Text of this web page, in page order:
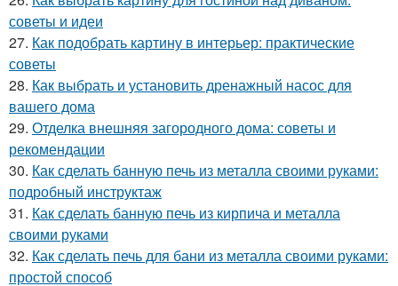
советы и идеи
27. Как подобрать картину в интерьер: практические
советы
28. Как выбрать и установить дренажный насос для
вашего дома
29. Отделка внешняя загородного дома: советы и
рекомендации
30. Как сделать банную печь из металла своими руками:
подробный инструктаж
31. Как сделать банную печь из кирпича и металла
своими руками
32. Как сделать печь для бани из металла своими руками:
простой способ